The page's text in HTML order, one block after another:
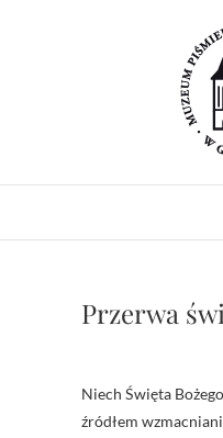
Przerwa
Niech Święta
źródłem